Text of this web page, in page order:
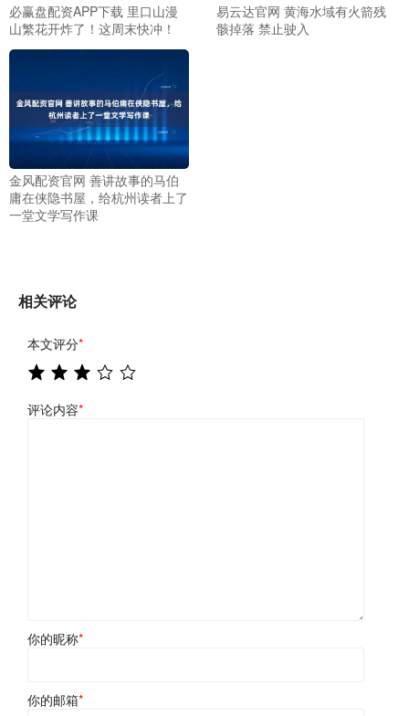
必赢盘配资APP下载 里口山漫
山繁花开炸了！这周末快冲！
易云达官网 黄海水域有火箭残
骸掉落 禁止驶入
金风配资官网 善讲故事的马伯
庸在侠隐书屋，给杭州读者上了
一堂文学写作课
相关评论
本文评分*
评论内容*
你的昵称*
你的邮箱*